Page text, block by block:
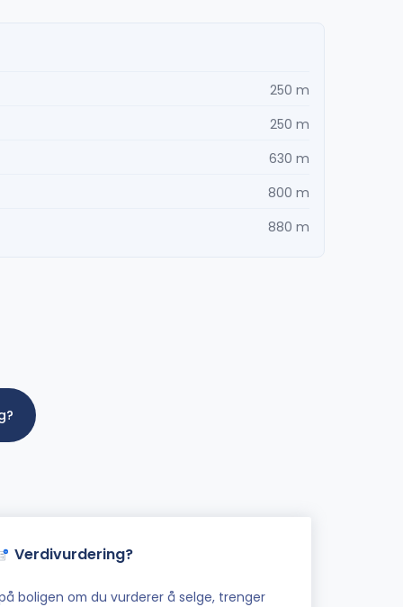
250 m
250 m
630 m
800 m
880 m
Verdivurdering?
boligen om du vurderer å selge, trenger